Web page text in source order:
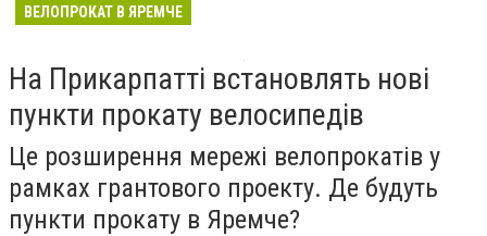
ВЕЛОПРОКАТ В ЯРЕМЧЕ
На Прикарпатті встановлять нові
пункти прокату велосипедів
Це розширення мережі велопрокатів у
рамках грантового проекту. Де будуть
пункти прокату в Яремче?